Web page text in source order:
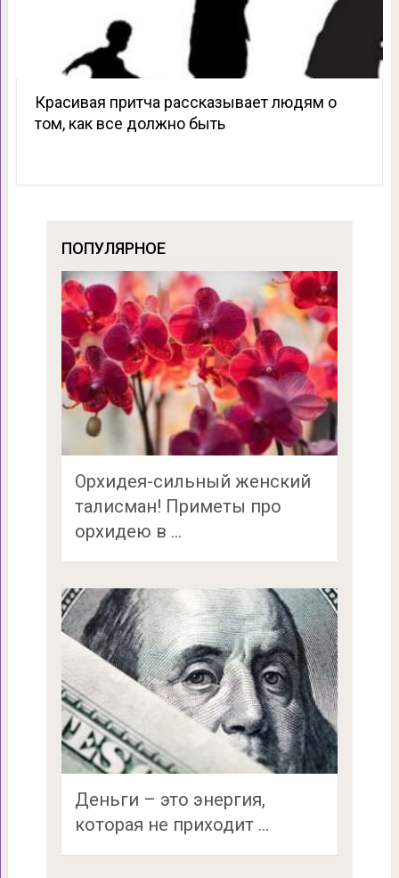
Красивая притча рассказывает людям о
том, как все должно быть
ПОПУЛЯРНОЕ
Орхидея-сильный женский
талисман! Приметы про
орхидею в …
Деньги – это энергия,
которая не приходит …